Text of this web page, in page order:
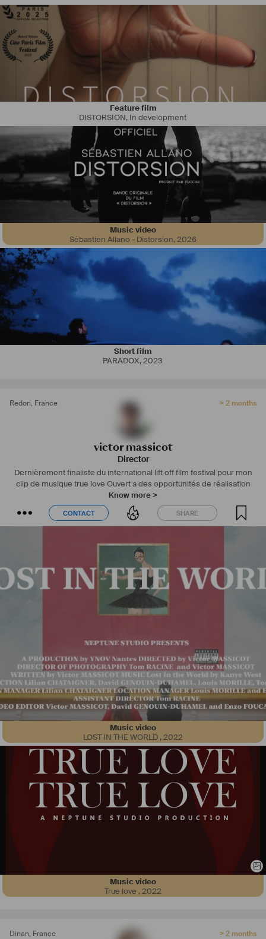
Feature film
DISTORSION, In development
Music video
Sébastien Allano - Distorsion,2026
Short film
PARADOX,2023
Redon, France > 2 months
victor massicot
Director
Dernièrement finaliste du international lift off film festival pour mon
clip de musique true love Ouvert a des opportunités de réalisation
Know more >
Bonjour je suis un jeune réalisateur de 20 ans né en France, je me
spécialise dans le clip et la publicité, donc le format cours mais je
suis également ouvert et fortement influencé par le court et long
métrage
de production audiovisuelle qui s’appelle NEPTUNE STUDIO active
🏆Finalist lift off film festival, Finalist Tikikiti festival 2022
📺A travaillé sur des films diffusés par :
- Vimeo On Demand
CONTACT SHARE
CONTACT SHARE
Music video
LOST IN THE WORLD ,2022
Music video
True love ,2022
Dinan, France > 2 months